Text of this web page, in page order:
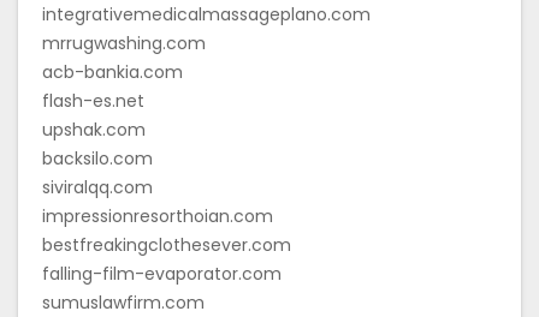
integrativemedicalmassageplano.com
mrrugwashing.com
acb-bankia.com
flash-es.net
upshak.com
backsilo.com
siviralqq.com
impressionresorthoian.com
bestfreakingclothesever.com
falling-film-evaporator.com
sumuslawfirm.com